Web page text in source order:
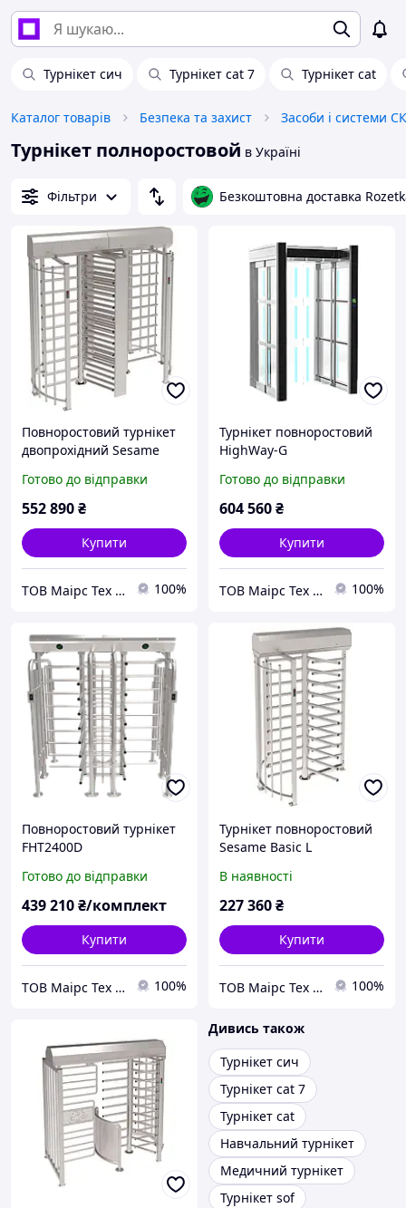
Турнікет сич Турнікет cat 7 Турнікет cat
Каталог товарів Безпека та захист Засоби і системи
Турнікет полноростовой в Україні
Фільтри Безкоштовна доставка
Повноростовий турнікет
двопрохідний Sesame
Готово до відправки
552 890₴
Купити
ТОВ Маірс Тех - Комплексні рішення для забезпечення безпеки та контролю доступу 100%
Турнікет повноростовий
HighWay-G
Готово до відправки
604 560₴
Купити
ТОВ Маірс Тех - Комплексні рішення для забезпечення безпеки та контролю доступу 100%
Повноростовий турнікет
FHT2400D
Готово до відправки
439 210₴/комплект
Купити
ТОВ Маірс Тех - Комплексні рішення для забезпечення безпеки та контролю доступу 100%
Турнікет повноростовий
Sesame Basic L
В наявності
227 360₴
Купити
ТОВ Маірс Тех - Комплексні рішення для забезпечення безпеки та контролю доступу 100%
Дивись також
Турнікет сич
Турнікет cat 7
Турнікет cat
Навчальний турнікет
Медичний турнікет
Турнікет sof